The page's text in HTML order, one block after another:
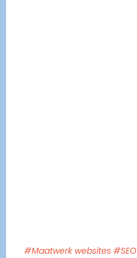
#Maatwerk websites #SEO